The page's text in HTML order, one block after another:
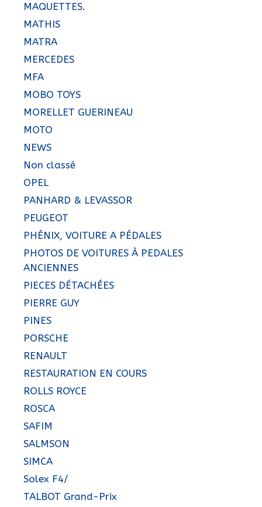
MAQUETTES.
MATHIS
MATRA
MERCEDES
MFA
MOBO TOYS
MORELLET GUERINEAU
MOTO
NEWS
Non classé
OPEL
PANHARD & LEVASSOR
PEUGEOT
PHÉNIX, VOITURE A PÉDALES
PHOTOS DE VOITURES À PEDALES
ANCIENNES
PIECES DÉTACHÉES
PIERRE GUY
PINES
PORSCHE
RENAULT
RESTAURATION EN COURS
ROLLS ROYCE
ROSCA
SAFIM
SALMSON
SIMCA
Solex F4/
TALBOT Grand-Prix